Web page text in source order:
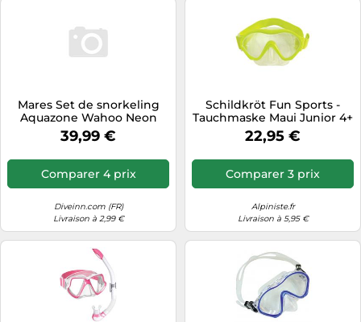
Mares Set de snorkeling
Aquazone Wahoo Neon
Clair/Jaune
39,99 €
Comparer 4 prix
Diveinn.com (FR)
Livraison à 2,99 €
Schildkröt Fun Sports -
Tauchmaske Maui Junior 4+
- Masque de plongée -
transparent yellow
22,95 €
Comparer 3 prix
Alpiniste.fr
Livraison à 5,95 €